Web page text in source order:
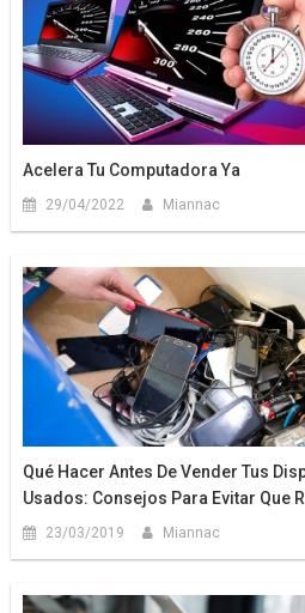
Acelera Tu Computadora Ya
29/04/2022 Miannac
Qué Hacer Antes De Vender Tus
Usados: Consejos Para Evitar Que
23/03/2019 Miannac